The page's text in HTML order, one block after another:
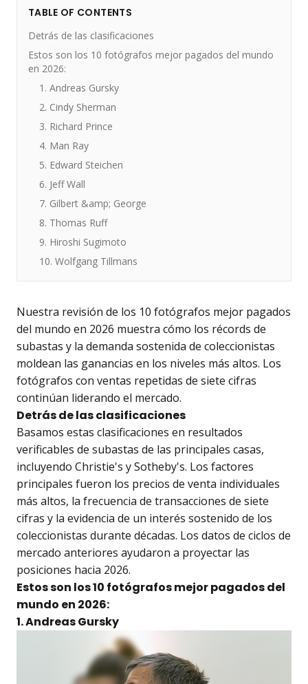
TABLE OF CONTENTS
Detrás de las clasificaciones
Estos son los 10 fotógrafos mejor pagados del mundo
en 2026:
1. Andreas Gursky
2. Cindy Sherman
3. Richard Prince
4. Man Ray
5. Edward Steichen
6. Jeff Wall
7. Gilbert &amp; George
8. Thomas Ruff
9. Hiroshi Sugimoto
10. Wolfgang Tillmans
Nuestra revisión de los 10 fotógrafos mejor pagados
del mundo en 2026 muestra cómo los récords de
subastas y la demanda sostenida de coleccionistas
moldean las ganancias en los niveles más altos. Los
fotógrafos con ventas repetidas de siete cifras
continúan liderando el mercado.
Detrás de las clasificaciones
Basamos estas clasificaciones en resultados
verificables de subastas de las principales casas,
incluyendo Christie's y Sotheby's. Los factores
principales fueron los precios de venta individuales
más altos, la frecuencia de transacciones de siete
cifras y la evidencia de un interés sostenido de los
coleccionistas durante décadas. Los datos de ciclos de
mercado anteriores ayudaron a proyectar las
posiciones hacia 2026.
Estos son los 10 fotógrafos mejor pagados del
mundo en 2026:
1. Andreas Gursky